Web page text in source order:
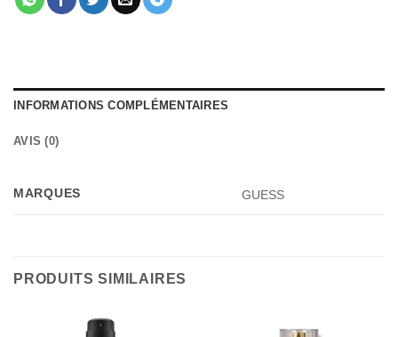
INFORMATIONS COMPLÉMENTAIRES
AVIS (0)
MARQUES GUESS
PRODUITS SIMILAIRES